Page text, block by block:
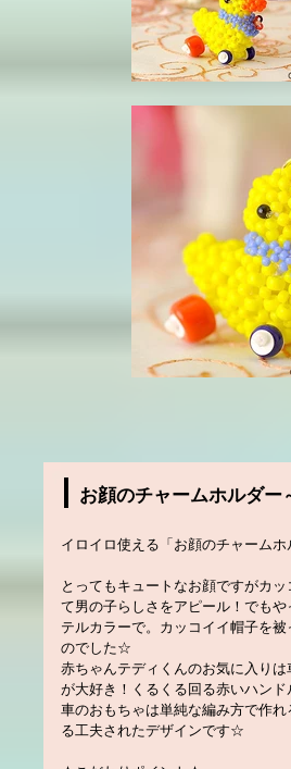
お顔のチャームホルダー
イロイロ使える「お顔のチャーム
とってもキュートなお顔ですがカ
て男の子らしさをアピール！でも
テルカラーで。カッコイイ帽子を
のでした☆
赤ちゃんテディくんのお気に入り
が大好き！くるくる回る赤いハン
車のおもちゃは単純な編み方で作
る工夫されたデザインです☆